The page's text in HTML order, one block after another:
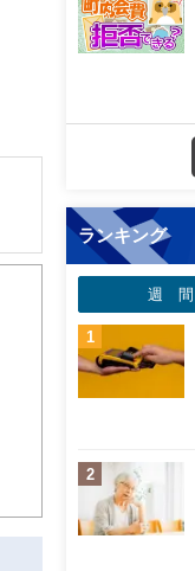
ランキング
週 間